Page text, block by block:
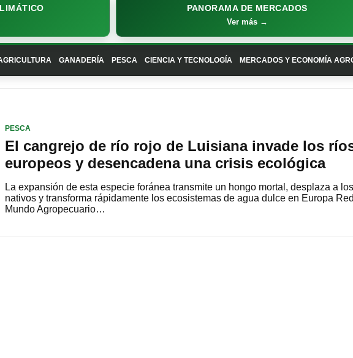
PANORAMA DE MERCADOS
Ver más →
GANADERÍA PESCA CIENCIA Y TECNOLOGÍA MERCADOS Y ECONOMÍA
PESCA
El cangrejo de río rojo de Luisiana invade los
europeos y desencadena una crisis ecológica
La expansión de esta especie foránea transmite un hongo mortal, desplaza a
nativos y transforma rápidamente los ecosistemas de agua dulce en Europa
Mundo Agropecuario…